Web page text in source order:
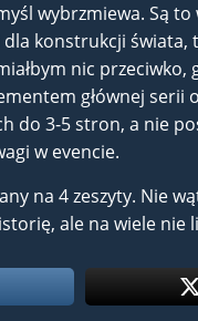
wybrzmiewa. Są
konstrukcji świata,
nic przeciwko,
głównej serii
do 3-5 stron, a nie
w evencie.
na 4 zeszyty. Nie
ale na wiele nie